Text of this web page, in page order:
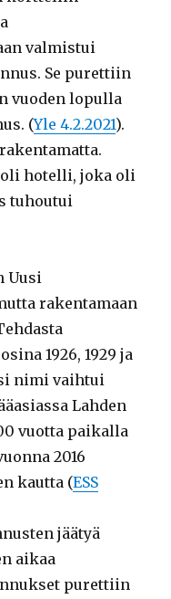
valmistui
Se purettiin
vuoden lopulla
(Yle 4.2.2021).
hotelli, joka oli
tuhoutui
Uusi
rakentamaan
1926, 1929 ja
nimi vaihtui
Lahden
vuotta paikalla
2016
kautta (ESS
jäätyä
aikaa
purettiin